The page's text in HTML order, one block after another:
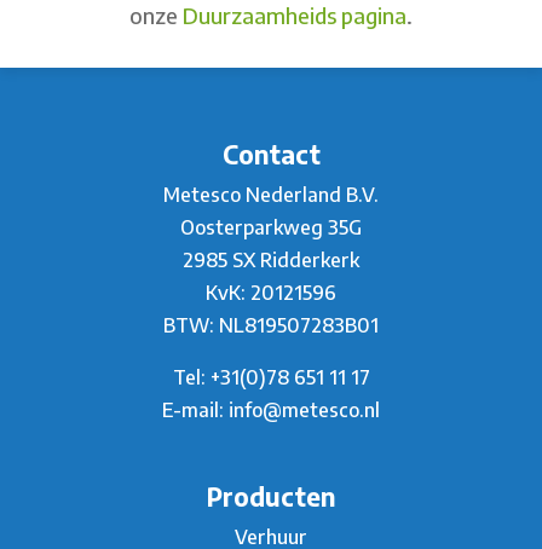
onze Duurzaamheids pagina.
Contact
Metesco Nederland B.V.
Oosterparkweg 35G
2985 SX Ridderkerk
KvK: 20121596
BTW: NL819507283B01
Tel: +31(0)78 651 11 17
E-mail: info@metesco.nl
Producten
Verhuur